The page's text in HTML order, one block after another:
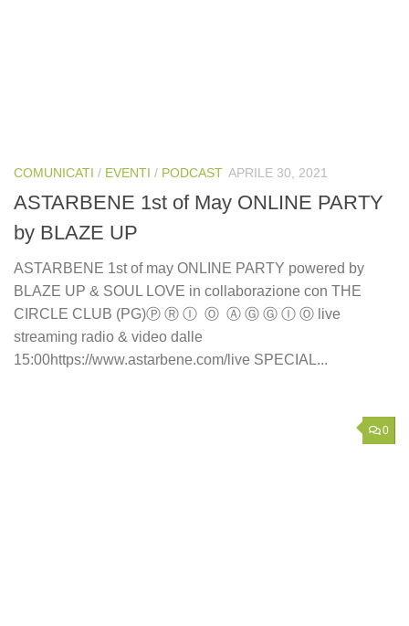
COMUNICATI / EVENTI / PODCAST APRILE 30, 2021
ASTARBENE 1st of May ONLINE PARTY
by BLAZE UP
ASTARBENE 1st of may ONLINE PARTY powered by
BLAZE UP & SOUL LOVE in collaborazione con THE
CIRCLE CLUB (PG)Ⓟ Ⓡ Ⓘ Ⓞ Ⓐ Ⓖ Ⓖ Ⓘ Ⓞ live
streaming radio & video dalle
15:00https://www.astarbene.com/live SPECIAL...
0